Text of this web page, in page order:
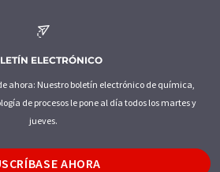
ELECTRÓNICO
ahora: Nuestro boletín electrónico de química,
de procesos le pone al día todos los martes y
jueves.
AHORA